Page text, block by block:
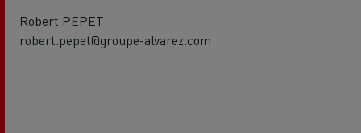
Robert PEPET
robert.pepet@groupe-alvarez.com